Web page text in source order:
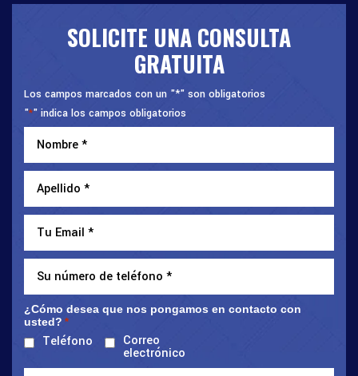
SOLICITE UNA CONSULTA
GRATUITA
Los campos marcados con un "*" son obligatorios
"*" indica los campos obligatorios
¿Cómo desea que nos pongamos en contacto con
usted? *
Teléfono Correo
electrónico